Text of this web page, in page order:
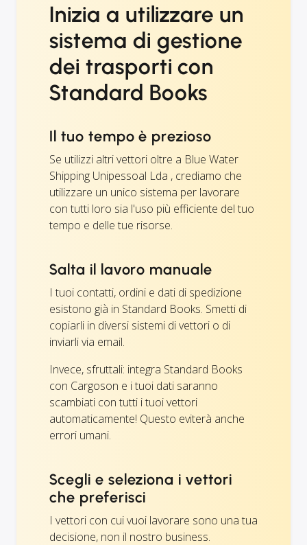
Inizia a utilizzare un
sistema di gestione
dei trasporti con
Standard Books
Il tuo tempo è prezioso
Se utilizzi altri vettori oltre a Blue Water
Shipping Unipessoal Lda , crediamo che
utilizzare un unico sistema per lavorare
con tutti loro sia l'uso più efficiente del tuo
tempo e delle tue risorse.
Salta il lavoro manuale
I tuoi contatti, ordini e dati di spedizione
esistono già in Standard Books. Smetti di
copiarli in diversi sistemi di vettori o di
inviarli via email.
Invece, sfruttali: integra Standard Books
con Cargoson e i tuoi dati saranno
scambiati con tutti i tuoi vettori
automaticamente! Questo eviterà anche
errori umani.
Scegli e seleziona i vettori
che preferisci
I vettori con cui vuoi lavorare sono una tua
decisione, non il nostro business.